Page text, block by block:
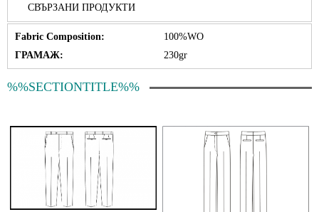
СВЪРЗАНИ ПРОДУКТИ
Fabric Composition:
100%WO
ГРАМАЖ:
230gr
%%SECTIONTITLE%%